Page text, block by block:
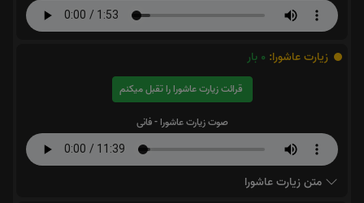
زیارت عاشورا: 0 بار
قرائت زیارت عاشورا را تقبل میکنم
صوت زیارت عاشورا - فانی
متن زیارت عاشورا